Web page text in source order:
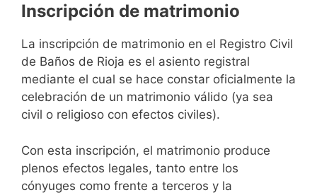
Inscripción de matrimonio
La inscripción de matrimonio en el Registro Civil
de Baños de Rioja es el asiento registral
mediante el cual se hace constar oficialmente la
celebración de un matrimonio válido (ya sea
civil o religioso con efectos civiles).
Con esta inscripción, el matrimonio produce
plenos efectos legales, tanto entre los
cónyuges como frente a terceros y la